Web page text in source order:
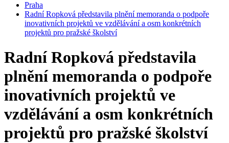
Praha
Radní Ropková představila plnění memoranda o podpoře
inovativních projektů ve vzdělávání a osm konkrétních
projektů pro pražské školství
Radní Ropková představila
plnění memoranda o podpoře
inovativních projektů ve
vzdělávání a osm konkrétních
projektů pro pražské školství